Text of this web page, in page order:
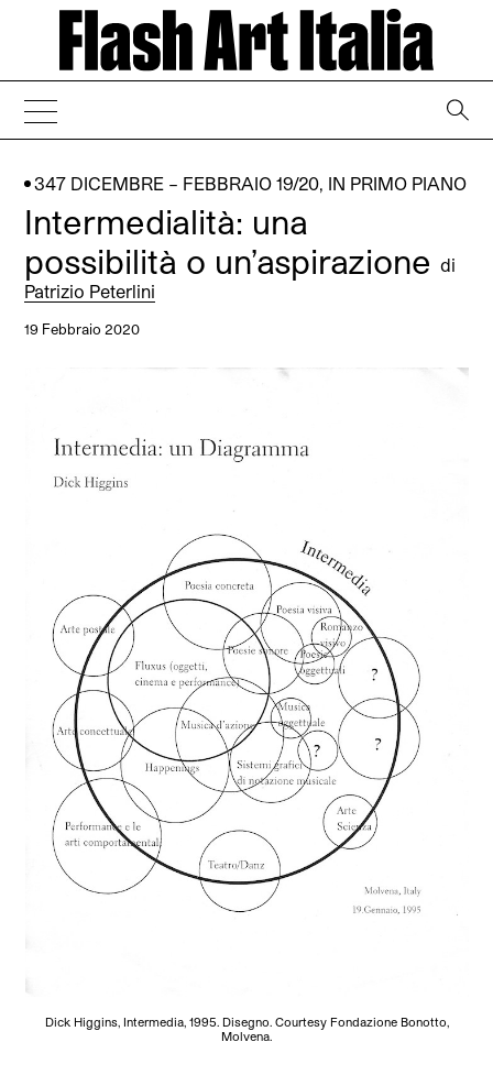
347 DICEMBRE – FEBBRAIO 19/20, IN PRIMO PIANO
Intermedialità: una
possibilità o un’aspirazionedi
Patrizio Peterlini
19 Febbraio 2020
Dick Higgins, Intermedia, 1995. Disegno. Courtesy Fondazione Bonotto,
Molvena.